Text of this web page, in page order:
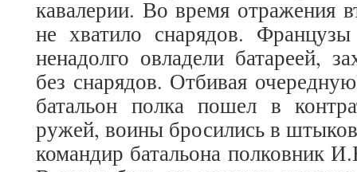
кавалерии. Во время отражения
не хватило снарядов.
ненадолго овладели батареей,
без снарядов. Отбивая
батальон полка пошел в
ружей, воины бросились в
командир батальона полковник